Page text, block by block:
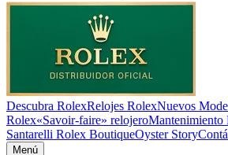
Descubra RolexRelojes RolexNuevos
Rolex«Savoir-faire» relojeroMantenimiento
Santarelli Rolex BoutiqueOyster Story
Menú